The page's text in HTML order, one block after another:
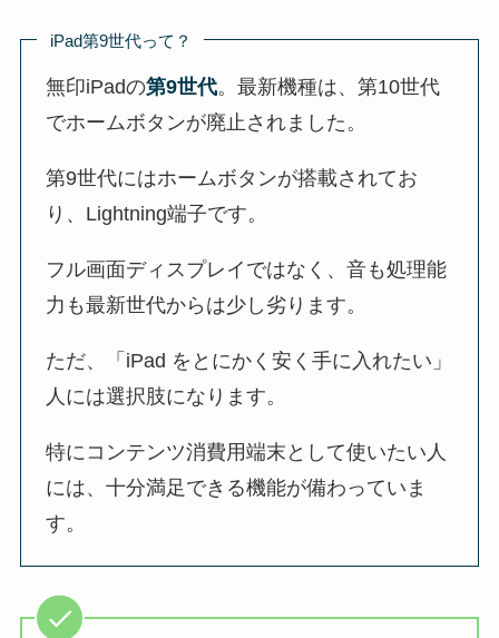
iPad第9世代って？
無印iPadの第9世代。最新機種は、第10世代
でホームボタンが廃止されました。
第9世代にはホームボタンが搭載されてお
り、Lightning端子です。
フル画面ディスプレイではなく、音も処理能
力も最新世代からは少し劣ります。
ただ、「iPad をとにかく安く手に入れたい」
人には選択肢になります。
特にコンテンツ消費用端末として使いたい人
には、十分満足できる機能が備わっていま
す。